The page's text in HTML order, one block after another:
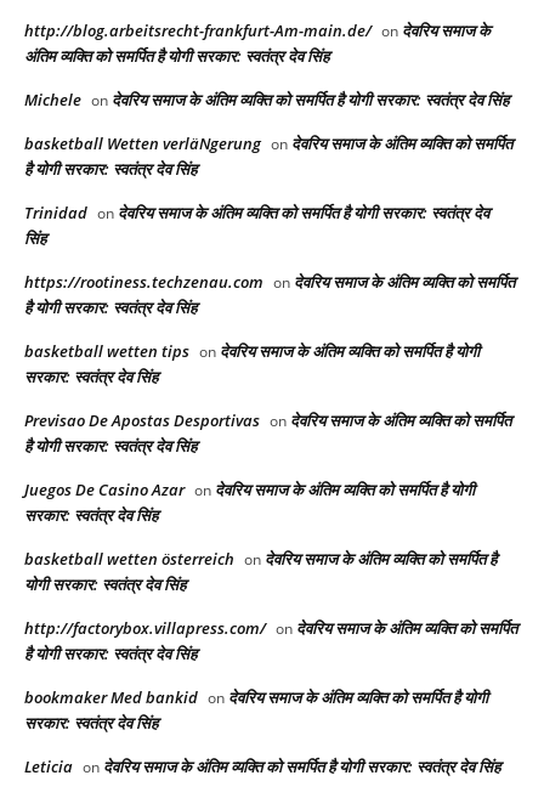
http://blog.arbeitsrecht-frankfurt-Am-main.de/ on देवरिय समाज के
अंतिम व्यक्ति को समर्पित है योगी सरकार: स्वतंत्र देव सिंह
Michele on देवरिय समाज के अंतिम व्यक्ति को समर्पित है योगी सरकार: स्वतंत्र देव सिंह
basketball Wetten verläNgerung on देवरिय समाज के अंतिम व्यक्ति को समर्पित
है योगी सरकार: स्वतंत्र देव सिंह
Trinidad on देवरिय समाज के अंतिम व्यक्ति को समर्पित है योगी सरकार: स्वतंत्र देव
सिंह
https://rootiness.techzenau.com on देवरिय समाज के अंतिम व्यक्ति को समर्पित
है योगी सरकार: स्वतंत्र देव सिंह
basketball wetten tips on देवरिय समाज के अंतिम व्यक्ति को समर्पित है योगी
सरकार: स्वतंत्र देव सिंह
Previsao De Apostas Desportivas on देवरिय समाज के अंतिम व्यक्ति को समर्पित
है योगी सरकार: स्वतंत्र देव सिंह
Juegos De Casino Azar on देवरिय समाज के अंतिम व्यक्ति को समर्पित है योगी
सरकार: स्वतंत्र देव सिंह
basketball wetten österreich on देवरिय समाज के अंतिम व्यक्ति को समर्पित है
योगी सरकार: स्वतंत्र देव सिंह
http://factorybox.villapress.com/ on देवरिय समाज के अंतिम व्यक्ति को समर्पित
है योगी सरकार: स्वतंत्र देव सिंह
bookmaker Med bankid on देवरिय समाज के अंतिम व्यक्ति को समर्पित है योगी
सरकार: स्वतंत्र देव सिंह
Leticia on देवरिय समाज के अंतिम व्यक्ति को समर्पित है योगी सरकार: स्वतंत्र देव सिंह